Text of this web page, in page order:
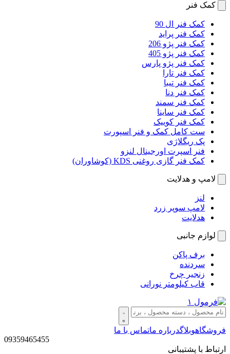
کمک فنر
کمک فنر ال 90
کمک فنر پراید
کمک فنر پژو 206
کمک فنر پژو 405
کمک فنر پژو پارس
کمک فنر تارا
کمک فنر تیبا
کمک فنر دنا
کمک فنر سمند
کمک فنر ساینا
کمک فنر کوییک
ست کامل کمک و فنر اسپورت
پک ریگلاژی
فنر اسپرت اورجینال لنزو
کمک فنر گازی روغنی KDS (کوشاوران)
لامپ و هدلایت
لنز
لامپ سوپر زرد
هدلایت
لوازم جانبی
برف پاکن
سردنده
زنجیر چرخ
قاب کیلومتر نورانی
فروشگاهوبلاگدرباره ماتماس با ما
09359465455
ارتباط با پشتیبانی